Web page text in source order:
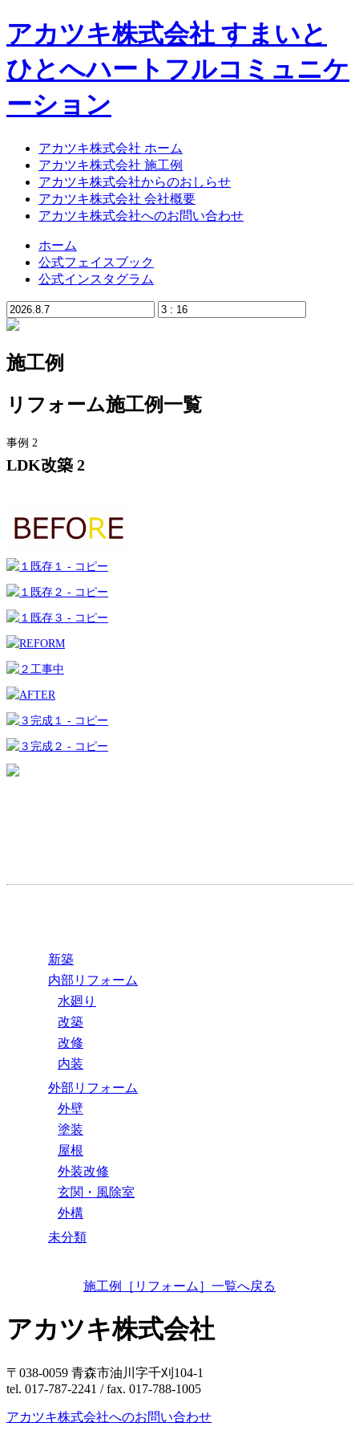
アカツキ株式会社 すまいと
ひとへハートフルコミュニケ
ーション
アカツキ株式会社 ホーム
アカツキ株式会社 施工例
アカツキ株式会社からのおしらせ
アカツキ株式会社 会社概要
アカツキ株式会社へのお問い合わせ
ホーム
公式フェイスブック
公式インスタグラム
施工例
リフォーム施工例一覧
事例 2
LDK改築 2
新築
内部リフォーム
水廻り
改築
改修
内装
外部リフォーム
外壁
塗装
屋根
外装改修
玄関・風除室
外構
未分類
施工例［リフォーム］一覧へ戻る
アカツキ株式会社
〒038-0059 青森市油川字千刈104-1
tel. 017-787-2241 / fax. 017-788-1005
アカツキ株式会社へのお問い合わせ